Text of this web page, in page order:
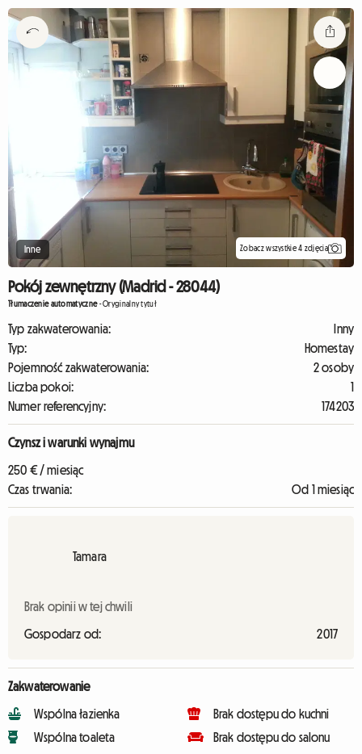
Inne Zobacz wszystkie 4 zdjęcia
Pokój zewnętrzny (Madrid - 28044)
Tłumaczenie automatyczne-Oryginalny tytuł
Typ zakwaterowania:
Inny
Typ:
Homestay
Pojemność zakwaterowania:
2 osoby
Liczba pokoi:
1
Numer referencyjny:
174203
Czynsz i warunki wynajmu
250 € / miesiąc
Czas trwania:
Od 1 miesiąc
Tamara
Brak opinii w tej chwili
Gospodarz od: 2017
Zakwaterowanie
Wspólna łazienka
Wspólna toaleta
Brak dostępu do kuchni
Brak dostępu do salonu